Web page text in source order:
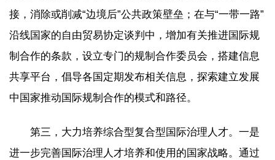
接，消除或削减“边境后”公共政策壁垒；在与“一带一路”
沿线国家的自由贸易协定谈判中，增加有关推进国际规
制合作的条款，设立专门的规制合作委员会，搭建信息
共享平台，倡导各国定期发布相关信息，探索建立发展
中国家推动国际规制合作的模式和路径。
第三，大力培养综合型复合型国际治理人才。一是
进一步完善国际治理人才培养和使用的国家战略。通过